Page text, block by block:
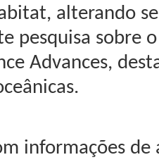
alterando
pesquisa sobre
Advances,
informações